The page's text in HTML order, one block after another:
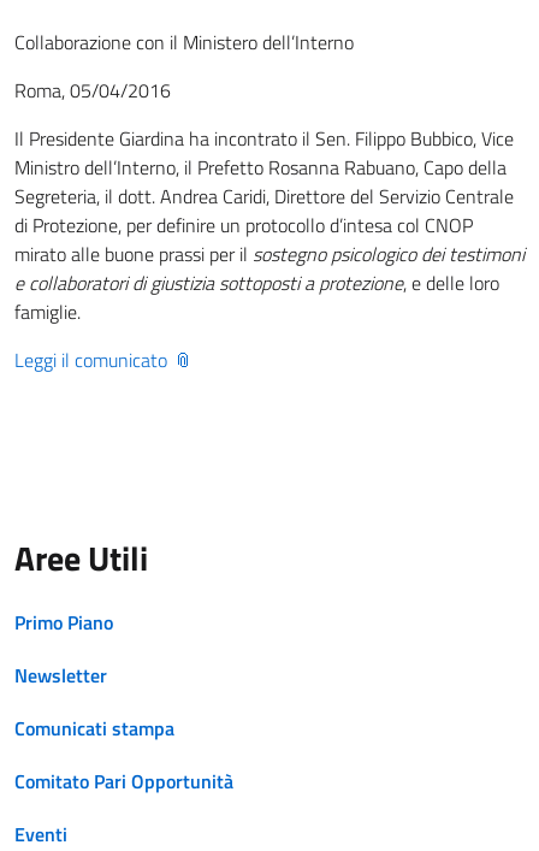
Collaborazione con il Ministero dell’Interno
Roma, 05/04/2016
Il Presidente Giardina ha incontrato il Sen. Filippo Bubbico, Vice
Ministro dell’Interno, il Prefetto Rosanna Rabuano, Capo della
Segreteria, il dott. Andrea Caridi, Direttore del Servizio Centrale
di Protezione, per definire un protocollo d’intesa col CNOP
mirato alle buone prassi per il sostegno psicologico dei testimoni
e collaboratori di giustizia sottoposti a protezione, e delle loro
famiglie.
Leggi il comunicato
Aree Utili
Primo Piano
Newsletter
Comunicati stampa
Comitato Pari Opportunità
Eventi